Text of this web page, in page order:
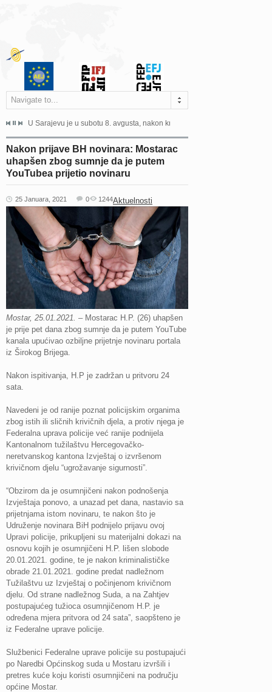
Navigate to...
na zahtjeve za pristup informacijama u zakonskom...
U Sarajevu je u subotu 8. avgusta, nakon kraće bolesti, preminuo
Nakon prijave BH novinara: Mostarac
uhapšen zbog sumnje da je putem
YouTubea prijetio novinaru
25 Januara, 2021 Aktuelnosti
0 1244
Mostar, 25.01.2021. – Mostarac H.P. (26) uhapšen
je prije pet dana zbog sumnje da je putem YouTube
kanala upućivao ozbiljne prijetnje novinaru portala
iz Širokog Brijega.
Nakon ispitivanja, H.P je zadržan u pritvoru 24
sata.
Navedeni je od ranije poznat policijskim organima
zbog istih ili sličnih krivičnih djela, a protiv njega je
Federalna uprava policije već ranije podnijela
Kantonalnom tužilaštvu Hercegovačko-
neretvanskog kantona Izvještaj o izvršenom
krivičnom djelu “ugrožavanje sigurnosti”.
“Obzirom da je osumnjičeni nakon podnošenja
Izvještaja ponovo, a unazad pet dana, nastavio sa
prijetnjama istom novinaru, te nakon što je
Udruženje novinara BiH podnijelo prijavu ovoj
Upravi policije, prikupljeni su materijalni dokazi na
osnovu kojih je osumnjičeni H.P. lišen slobode
20.01.2021. godine, te je nakon kriminalističke
obrade 21.01.2021. godine predat nadležnom
Tužilaštvu uz Izvještaj o počinjenom krivičnom
djelu. Od strane nadležnog Suda, a na Zahtjev
postupajućeg tužioca osumnjičenom H.P. je
određena mjera pritvora od 24 sata”, saopšteno je
iz Federalne uprave policije.
Službenici Federalne uprave policije su postupajući
po Naredbi Općinskog suda u Mostaru izvršili i
pretres kuće koju koristi osumnjičeni na području
općine Mostar.